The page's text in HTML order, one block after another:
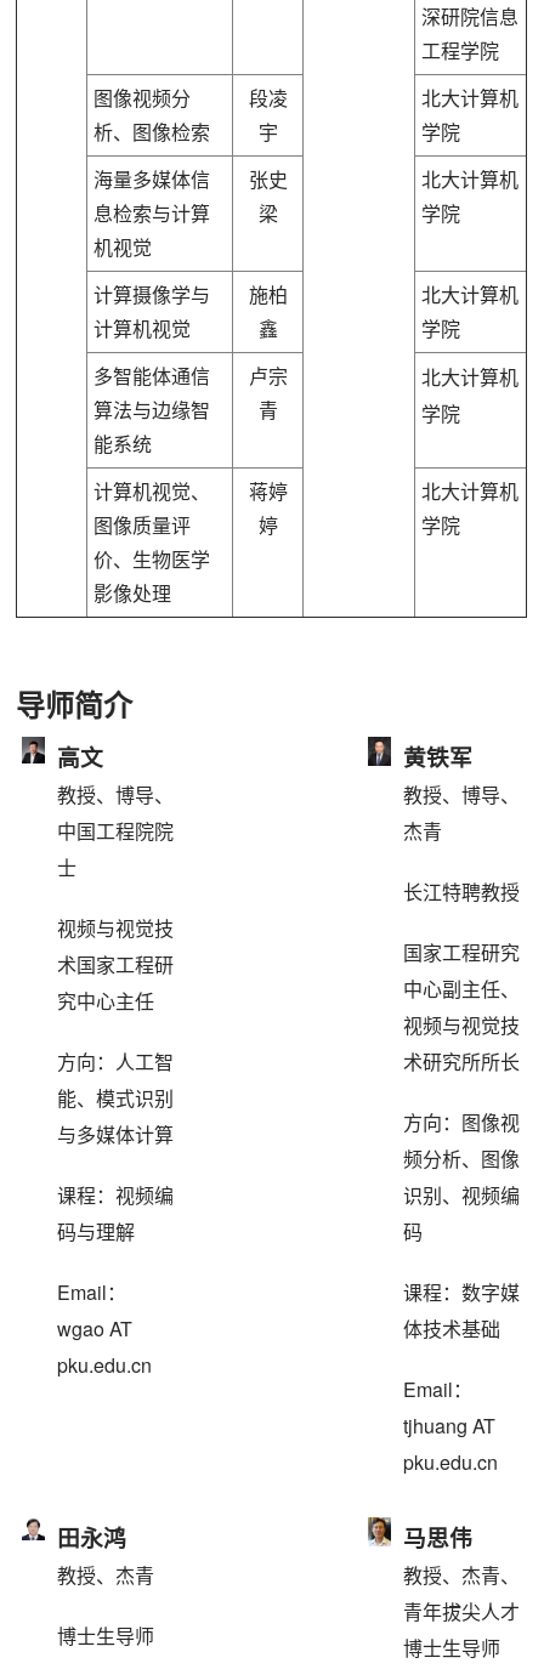
深研院信息
工程学院
图像视频分
析、图像检索
段凌
宇
北大计算机
学院
海量多媒体信
息检索与计算
机视觉
张史
梁
北大计算机
学院
计算摄像学与
计算机视觉
施柏
鑫
北大计算机
学院
多智能体通信
算法与边缘智
能系统
卢宗
青
北大计算机
学院
计算机视觉、
图像质量评
价、生物医学
影像处理
蒋婷
婷
北大计算机
学院
导师简介
高文
教授、博导、
中国工程院院
士
视频与视觉技
术国家工程研
究中心主任
方向：人工智
能、模式识别
与多媒体计算
课程：视频编
码与理解
Email：
wgao AT
pku.edu.cn
黄铁军
教授、博导、
杰青
长江特聘教授
国家工程研究
中心副主任、
视频与视觉技
术研究所所长
方向：图像视
频分析、图像
识别、视频编
码
课程：数字媒
体技术基础
Email：
tjhuang AT
pku.edu.cn
田永鸿
教授、杰青
博士生导师
马思伟
教授、杰青、
青年拔尖人才
博士生导师